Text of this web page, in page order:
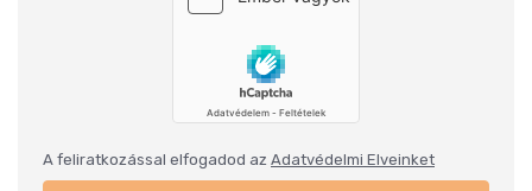
A feliratkozással elfogadod az Adatvédelmi Elveinket